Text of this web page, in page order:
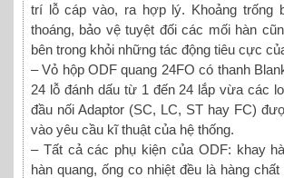
trí lỗ cáp vào, ra hợp lý. Khoảng trống
thoáng, bảo vệ tuyệt đối các mối hàn
bên trong khỏi những tác động tiêu cực
– Vỏ hộp ODF quang 24FO có thanh
24 lỗ đánh dấu từ 1 đến 24 lắp vừa các
đầu nối Adaptor (SC, LC, ST hay FC)
vào yêu cầu kĩ thuật của hệ thống.
– Tất cả các phụ kiện của ODF: khay
hàn quang, ống co nhiệt đều là hàng